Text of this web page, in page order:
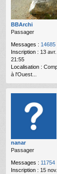
BBArchi
Passager
Messages : 14685
Inscription : 13
21:55
Localisation :
à l'Ouest...
nanar
Passager
Messages : 11754
Inscription : 15